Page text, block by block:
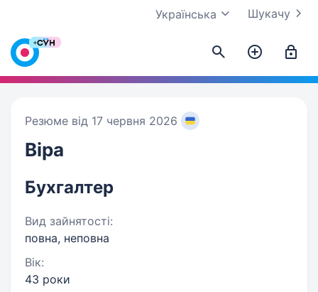
Шукачу
Українська
Резюме від 17 червня 2026
Віра
Бухгалтер
Вид зайнятості:
повна, неповна
Вік:
43 роки